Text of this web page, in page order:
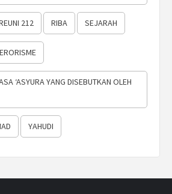
212 RIBA SEJARAH
‘ASYURA YANG DISEBUTKAN OLEH
YAHUDI